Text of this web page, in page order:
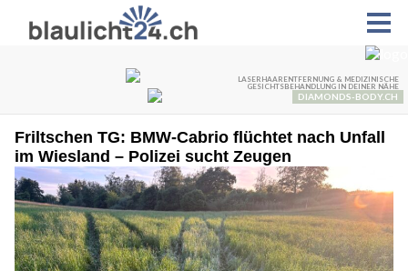
Friltschen TG: BMW-Cabrio flüchtet nach Unfall
im Wiesland – Polizei sucht Zeugen